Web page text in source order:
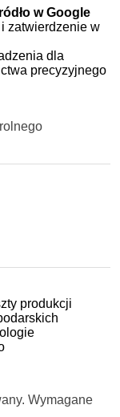
w Google
zatwierdzenie w
dla
precyzyjnego
produkcji
Wymagane